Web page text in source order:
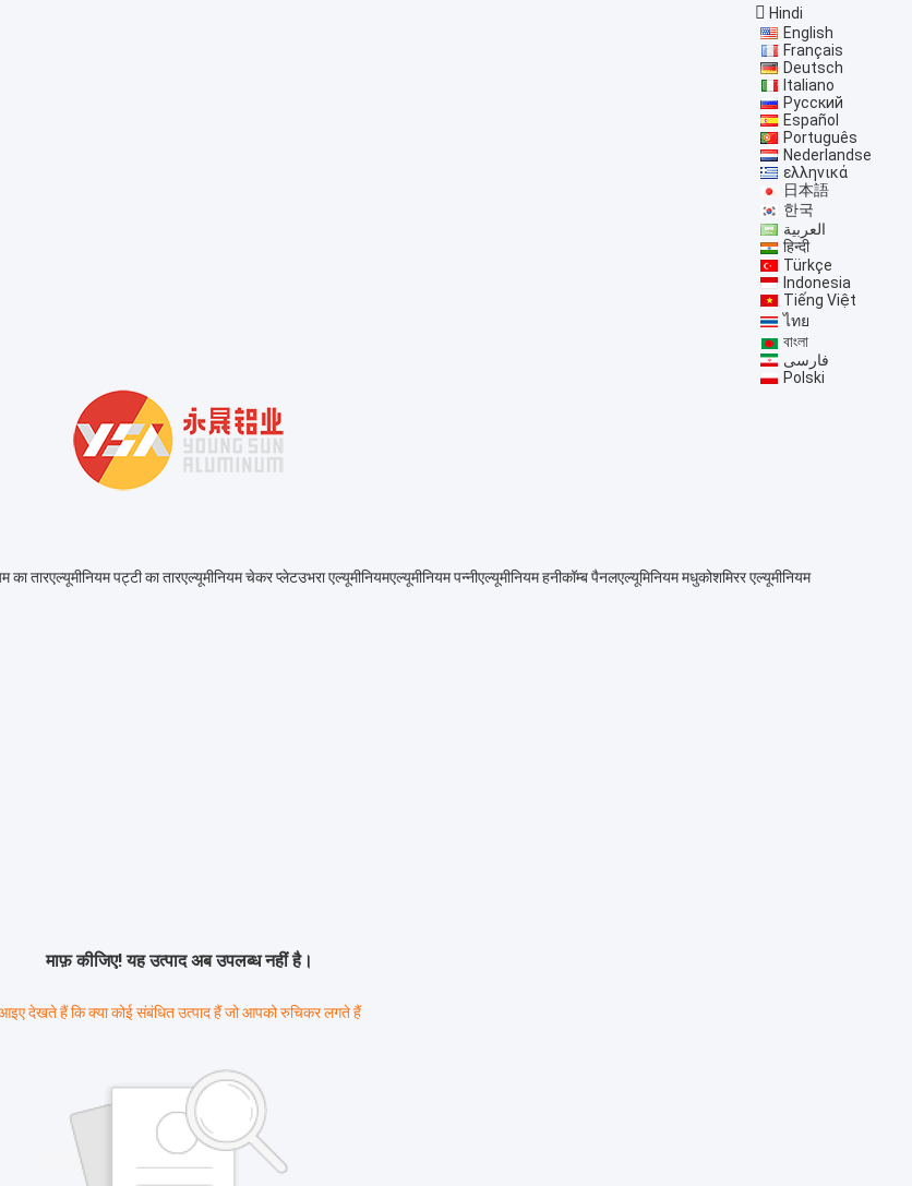
Hindi
English
Français
Deutsch
Italiano
Русский
Español
Português
Nederlandse
ελληνικά
日本語
한국
العربية
हिन्दी
Türkçe
Indonesia
Tiếng Việt
ไทย
বাংলা
فارسی
Polski
का तारएल्यूमीनियम पट्टी का तारएल्यूमीनियम चेकर प्लेटउभरा एल्यूमीनियमएल्यूमीनियम पन्नीएल्यूमीनियम हनीकॉम्ब पैनलएल्यूमिनियम मधुकोशमिरर एल्यूमीनियम
माफ़ कीजिए! यह उत्पाद अब उपलब्ध नहीं है।
देखते हैं कि क्या कोई संबंधित उत्पाद हैं जो आपको रुचिकर लगते हैं